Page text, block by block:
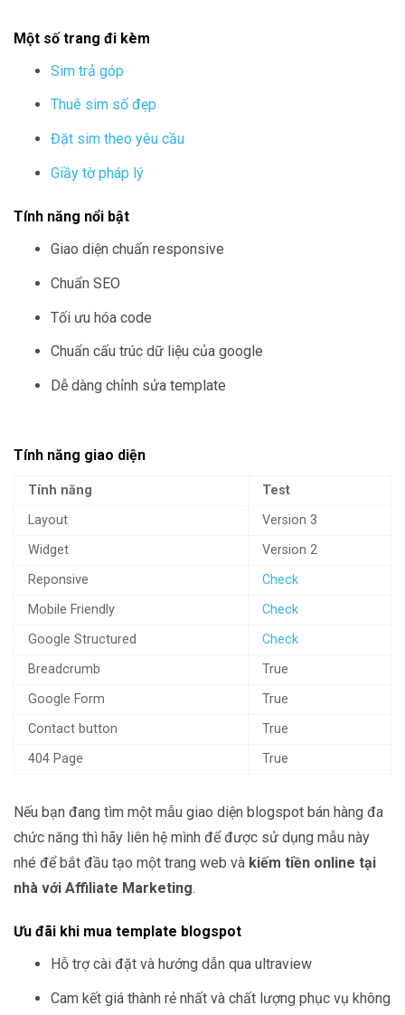
Một số trang đi kèm
Sim trả góp
Thuê sim số đẹp
Đặt sim theo yêu cầu
Giầy tờ pháp lý
Tính năng nổi bật
Giao diện chuẩn responsive
Chuẩn SEO
Tối ưu hóa code
Chuẩn cấu trúc dữ liệu của google
Dễ dàng chỉnh sửa template
Tính năng giao diện
Tính năng
Test
Layout
Version 3
Widget
Version 2
Reponsive
Check
Mobile Friendly
Check
Google Structured
Check
Breadcrumb
True
Google Form
True
Contact button
True
404 Page
True
Nếu bạn đang tìm một mẫu giao diện blogspot bán hàng đa
chức năng thì hãy liên hệ mình để được sử dụng mẫu này
nhé để bắt đầu tạo một trang web và kiếm tiền online tại
nhà với Affiliate Marketing.
Ưu đãi khi mua template blogspot
Hỗ trợ cài đặt và hướng dẫn qua ultraview
Cam kết giá thành rẻ nhất và chất lượng phục vụ không